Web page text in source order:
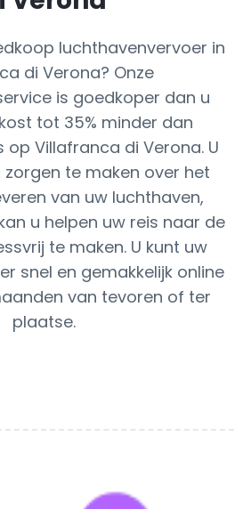
luchthavenvervoer in
di Verona? Onze
is goedkoper dan u
tot 35% minder dan
Villafranca di Verona. U
te maken over het
van uw luchthaven,
u helpen uw reis naar de
te maken. U kunt uw
snel en gemakkelijk online
van tevoren of ter
plaatse.